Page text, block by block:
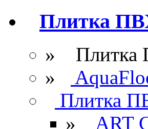
Плитка
» Плитка
»
Плитка
»
ART